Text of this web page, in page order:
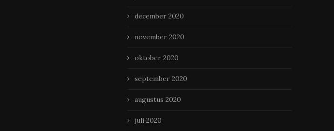
december 2020
november 2020
oktober 2020
september 2020
augustus 2020
juli 2020